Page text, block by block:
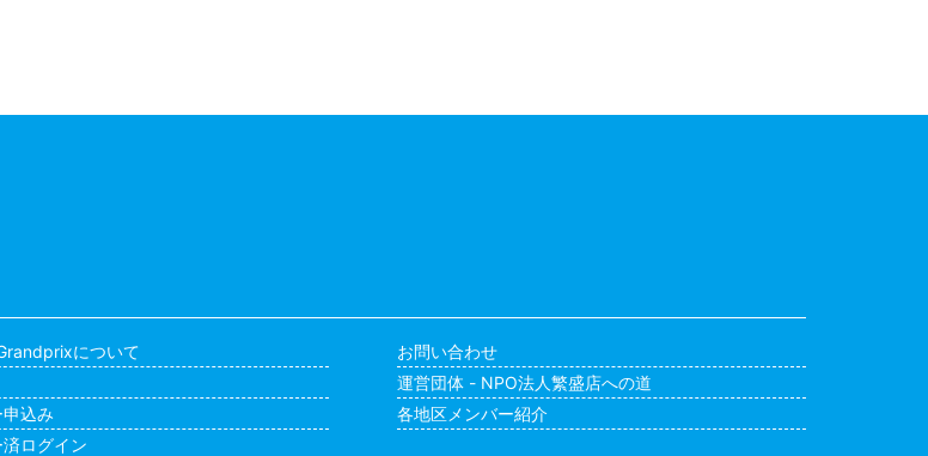
について
込み
ログイン
お問い合わせ
運営団体 - NPO法人繁盛店への道
各地区メンバー紹介